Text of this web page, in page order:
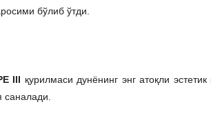
бўлиб ўтди.
III қурилмаси дунёнинг энг атоқли
саналади.